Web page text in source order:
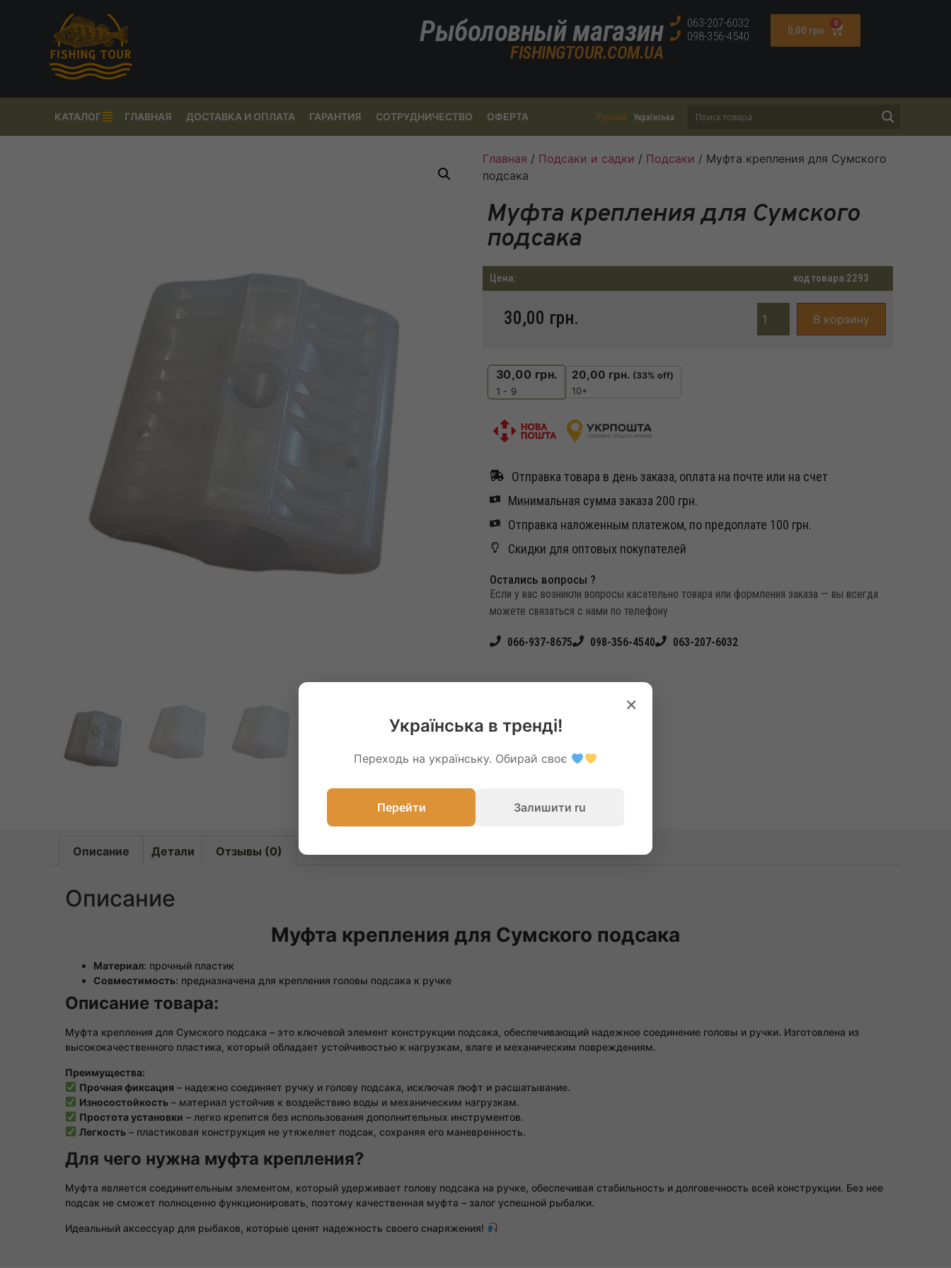
Рыболовный магазин
FISHINGTOUR.COM.UA
063-207-6032
098-356-4540
0,00 грн.
0
Русский Українська
КАТАЛОГ ГЛАВНАЯ ДОСТАВКА И ОПЛАТА ГАРАНТИЯ СОТРУДНИЧЕСТВО ОФЕРТА
Главная / Подсаки и садки / Подсаки / Муфта крепления для Сумского
подсака
Муфта крепления для Сумского
подсака
Цена: код товара:2293
30,00 грн. В корзину
30,00 грн.
1 - 9
20,00 грн. (33% off)
10+
Отправка товара в день заказа, оплата на почте или на счет
Минимальная сумма заказа 200 грн.
Отправка наложенным платежом, по предоплате 100 грн.
Скидки для оптовых покупателей
Остались вопросы ?
Если у вас возникли вопросы касательно товара или формления заказа — вы всегда
можете связаться с нами по телефону
066-937-8675 098-356-4540 063-207-6032
Описание Детали Отзывы (0)
Описание
Муфта крепления для Сумского подсака
Материал: прочный пластик
Совместимость: предназначена для крепления головы подсака к ручке
Описание товара:
Муфта крепления для Сумского подсака – это ключевой элемент конструкции подсака, обеспечивающий надежное соединение головы и ручки. Изготовлена из
высококачественного пластика, который обладает устойчивостью к нагрузкам, влаге и механическим повреждениям.
Преимущества:
Прочная фиксация– надежно соединяет ручку и голову подсака, исключая люфт и расшатывание.
Износостойкость– материал устойчив к воздействию воды и механическим нагрузкам.
Простота установки – легко крепится без использования дополнительных инструментов.
Легкость– пластиковая конструкция не утяжеляет подсак, сохраняя его маневренность.
Для чего нужна муфта крепления?
Муфта является соединительным элементом, который удерживает голову подсака на ручке, обеспечивая стабильность и долговечность всей конструкции. Без нее
подсак не сможет полноценно функционировать, поэтому качественная муфта – залог успешной рыбалки.
Идеальный аксессуар для рыбаков, которые ценят надежность своего снаряжения!
×
Українська в тренді!
Переходь на українську. Обирай своє
Перейти Залишити ru